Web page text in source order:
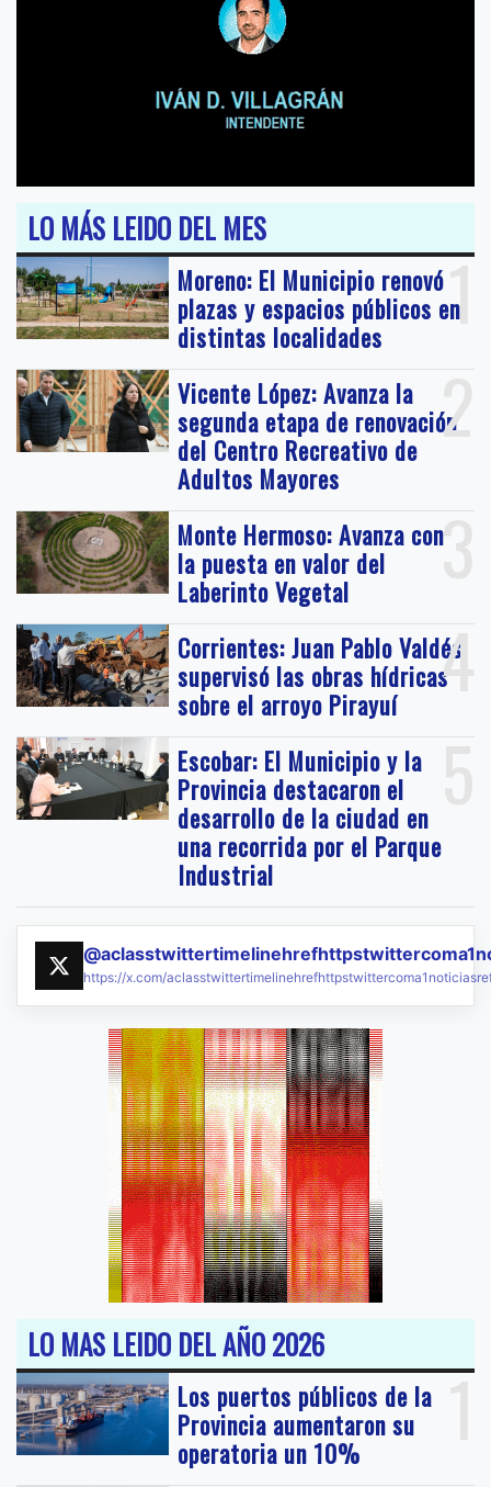
LO MÁS LEIDO DEL MES
1
Moreno: El Municipio renovó
plazas y espacios públicos en
distintas localidades
2
Vicente López: Avanza la
segunda etapa de renovación
del Centro Recreativo de
Adultos Mayores
3
Monte Hermoso: Avanza con
la puesta en valor del
Laberinto Vegetal
4
Corrientes: Juan Pablo Valdés
supervisó las obras hídricas
sobre el arroyo Pirayuí
5
Escobar: El Municipio y la
Provincia destacaron el
desarrollo de la ciudad en
una recorrida por el Parque
Industrial
https://x.com/
LO MAS LEIDO DEL AÑO 2026
1
Los puertos públicos de la
Provincia aumentaron su
operatoria un 10%